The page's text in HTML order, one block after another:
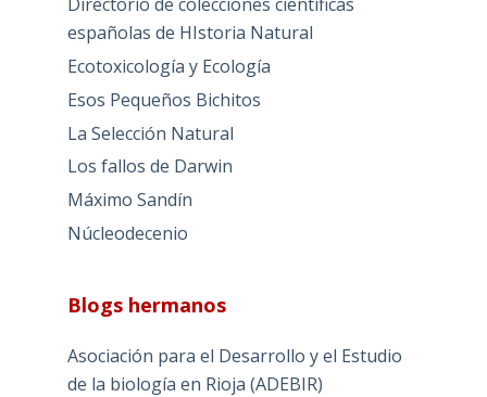
españolas de HIstoria Natural
Ecotoxicología y Ecología
Esos Pequeños Bichitos
La Selección Natural
Los fallos de Darwin
Máximo Sandín
Núcleodecenio
Blogs hermanos
Asociación para el Desarrollo y el Estudio
de la biología en Rioja (ADEBIR)